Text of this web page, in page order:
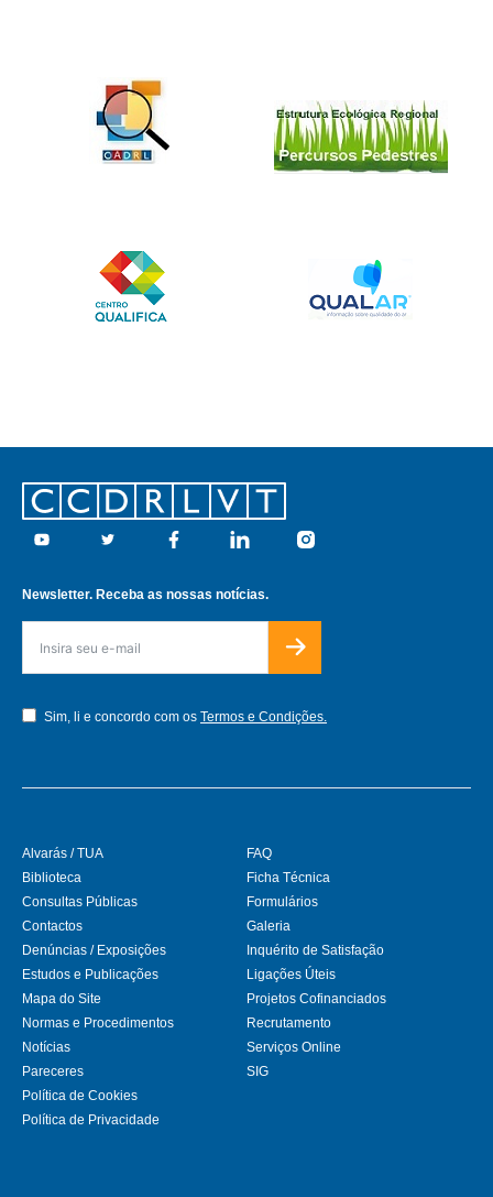
Footer
Youtube Twitter Facebook Linkedin Instagram
Newsletter. Receba as nossas notícias.
Sim, li e concordo com os Termos e Condições.
Alvarás / TUA
Biblioteca
Consultas Públicas
Contactos
Denúncias / Exposições
Estudos e Publicações
FAQ
Ficha Técnica
Formulários
Galeria
Inquérito de Satisfação
Ligações Úteis
Mapa do Site
Normas e Procedimentos
Notícias
Pareceres
Política de Cookies
Política de Privacidade
Projetos Cofinanciados
Recrutamento
Serviços Online
SIG